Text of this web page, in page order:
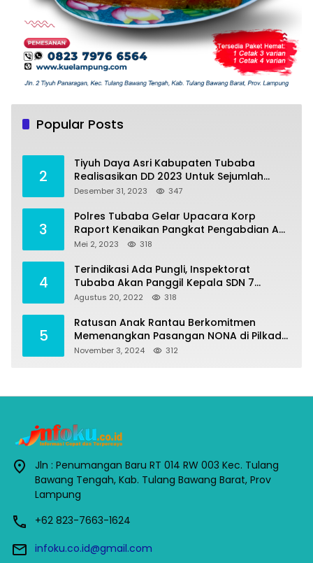
Popular Posts
Pembangunan
Juli 4, 2022
2
Tiyuh Daya Asri Kabupaten Tubaba
Realisasikan DD 2023 Untuk Sejumlah
Program Pembangunan
Desember 31, 2023 347
3
Polres Tubaba Gelar Upacara Korp
Raport Kenaikan Pangkat Pengabdian AKP
Alaidin Effendi
Mei 2, 2023 318
4
Terindikasi Ada Pungli, Inspektorat
Tubaba Akan Panggil Kepala SDN 7
Penumangan Baru
Agustus 20, 2022 318
5
Ratusan Anak Rantau Berkomitmen
Memenangkan Pasangan NONA di Pilkada
Tubaba 2024
November 3, 2024 312
Jln : Penumangan Baru RT 014 RW 003 Kec. Tulang
Bawang Tengah, Kab. Tulang Bawang Barat, Prov
Lampung
+62 823-7663-1624
infoku.co.id@gmail.com